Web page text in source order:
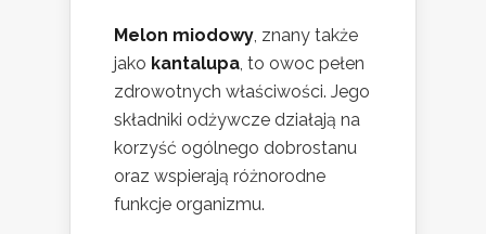
Melon miodowy, znany także
jako kantalupa, to owoc pełen
zdrowotnych właściwości. Jego
składniki odżywcze działają na
korzyść ogólnego dobrostanu
oraz wspierają różnorodne
funkcje organizmu.